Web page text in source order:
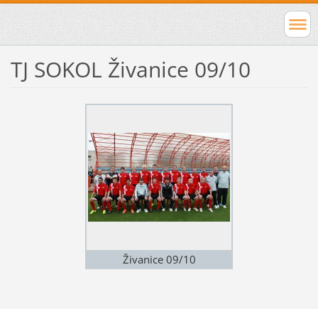
TJ SOKOL Živanice 09/10
Živanice 09/10